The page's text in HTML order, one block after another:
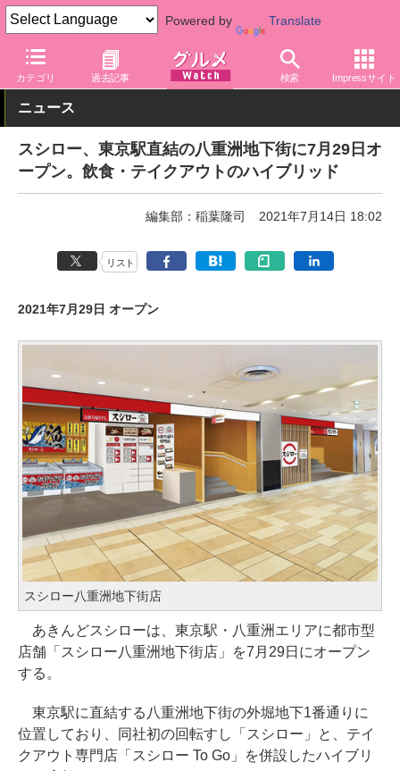
Powered by Translate
カテゴリ 過去記事 検索 Impressサイト
グルメ Watch 店舗 スシロー
ニュース
スシロー、東京駅直結の八重洲地下街に7月29日オ
ープン。飲食・テイクアウトのハイブリッド
編集部：稲葉隆司 2021年7月14日 18:02
リスト
2021年7月29日 オープン
スシロー八重洲地下街店
あきんどスシローは、東京駅・八重洲エリアに都市型
店舗「スシロー八重洲地下街店」を7月29日にオープン
する。
東京駅に直結する八重洲地下街の外堀地下1番通りに
位置しており、同社初の回転すし「スシロー」と、テイ
クアウト専門店「スシロー To Go」を併設したハイブリ